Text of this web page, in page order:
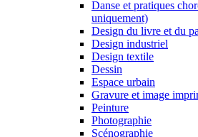
Danse et pratiques
uniquement)
Design du livre et du
Design industriel
Design textile
Dessin
Espace urbain
Gravure et image
Peinture
Photographie
Scénographie